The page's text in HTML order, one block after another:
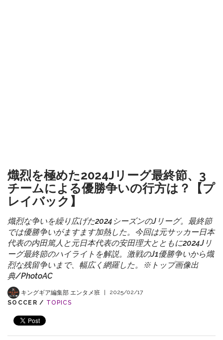
熾烈を極めた2024Jリーグ最終節、3
チームによる優勝争いの行方は？【プ
レイバック】
熾烈な争いを繰り広げた2024シーズンのJリーグ。最終節
では優勝争いがますます加熱した。今回は元サッカー日本
代表の内田篤人と元日本代表の安田理大とともに2024Jリ
ーグ最終節のハイライトを解説。激戦のJ1優勝争いから熾
烈な残留争いまで、幅広く網羅した。※トップ画像出
典/PhotoAC
キングギア編集部 エンタメ班 |
2025/02/17
SOCCER / TOPICS